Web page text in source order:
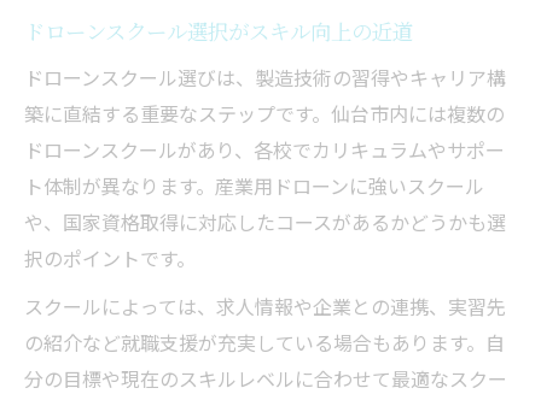
ドローンスクール選択がスキル向上の近道
ドローンスクール選びは、製造技術の習得やキャリア構
築に直結する重要なステップです。仙台市内には複数の
ドローンスクールがあり、各校でカリキュラムやサポー
ト体制が異なります。産業用ドローンに強いスクール
や、国家資格取得に対応したコースがあるかどうかも選
択のポイントです。
スクールによっては、求人情報や企業との連携、実習先
の紹介など就職支援が充実している場合もあります。自
分の目標や現在のスキルレベルに合わせて最適なスクー